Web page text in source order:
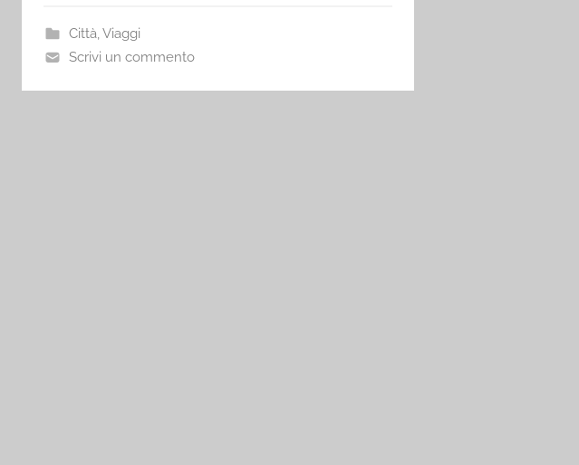
Città,Viaggi
Scrivi un commento